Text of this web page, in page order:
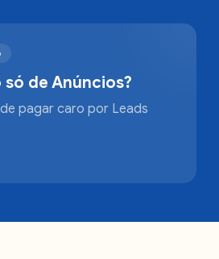
de Anúncios?
pagar caro por Leads